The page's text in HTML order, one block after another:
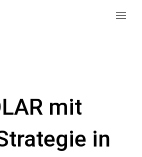
mit
in